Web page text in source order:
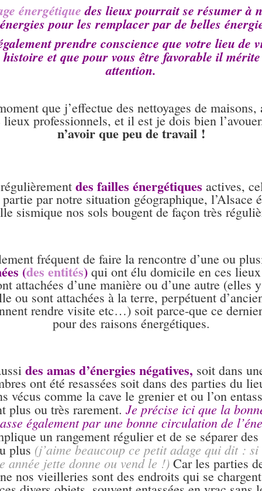
énergétiquedes lieux pourrait se résumer à
pour les remplacer par de belles
prendre conscience que votre lieu de
histoire et que pour vous être favorable il
attention.
que j’effectue des nettoyages de maisons,
professionnels, et il est je dois bien
n’avoir que peu de travail !
des failles énergétiques actives,
par notre situation géographique, l’Alsace
sismique nos sols bougent de façon très
fréquent de faire la rencontre d’une ou
(des entités) qui ont élu domicile en ces
attachées d’une manière ou d’une autre (elles
ou sont attachées à la terre, perpétuent
rendre visite etc…) soit parce-que ce
pour des raisons énergétiques.
des amas d’énergies négatives, soit dans
ont été resassées soit dans des parties du
vécus comme la cave le grenier et ou l’on
plus ou très rarement. Je précise ici que la
également par une bonne circulation de
un rangement régulier et de se séparer
plus (j’aime beaucoup ce petit adage qui dit :
année jette donne ou vend le !) Car les parties
nos vieilleries sont des endroits qui se